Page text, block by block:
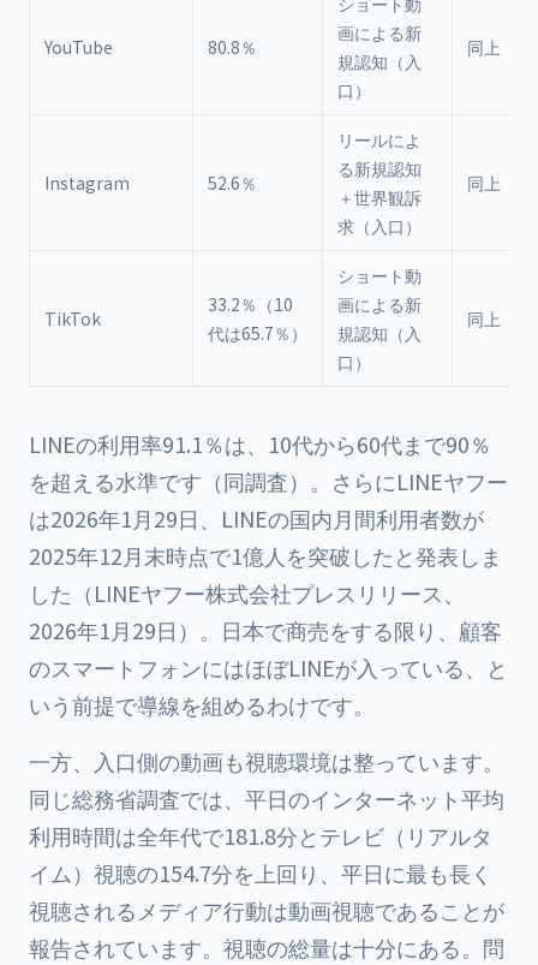
YouTube 80.8％
画による新
規認知（入
口）
同上
Instagram 52.6％
リールによ
る新規認知
＋世界観訴
求（入口）
同上
TikTok
33.2％（10
代は65.7％）
ショート動
画による新
規認知（入
口）
同上
LINEの利用率91.1％は、10代から60代まで90％
を超える水準です（同調査）。さらにLINEヤフー
は2026年1月29日、LINEの国内月間利用者数が
2025年12月末時点で1億人を突破したと発表しま
した（LINEヤフー株式会社プレスリリース、
2026年1月29日）。日本で商売をする限り、顧客
のスマートフォンにはほぼLINEが入っている、と
いう前提で導線を組めるわけです。
一方、入口側の動画も視聴環境は整っています。
同じ総務省調査では、平日のインターネット平均
利用時間は全年代で181.8分とテレビ（リアルタ
イム）視聴の154.7分を上回り、平日に最も長く
視聴されるメディア行動は動画視聴であることが
報告されています。視聴の総量は十分にある。問